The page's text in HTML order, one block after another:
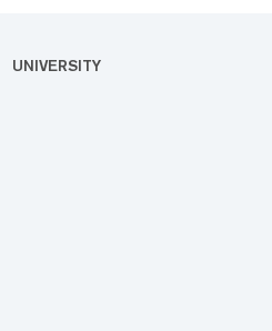
UNIVERSITY